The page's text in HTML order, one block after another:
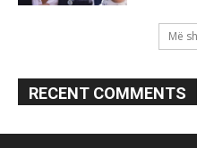
Më
RECENT COMMENTS